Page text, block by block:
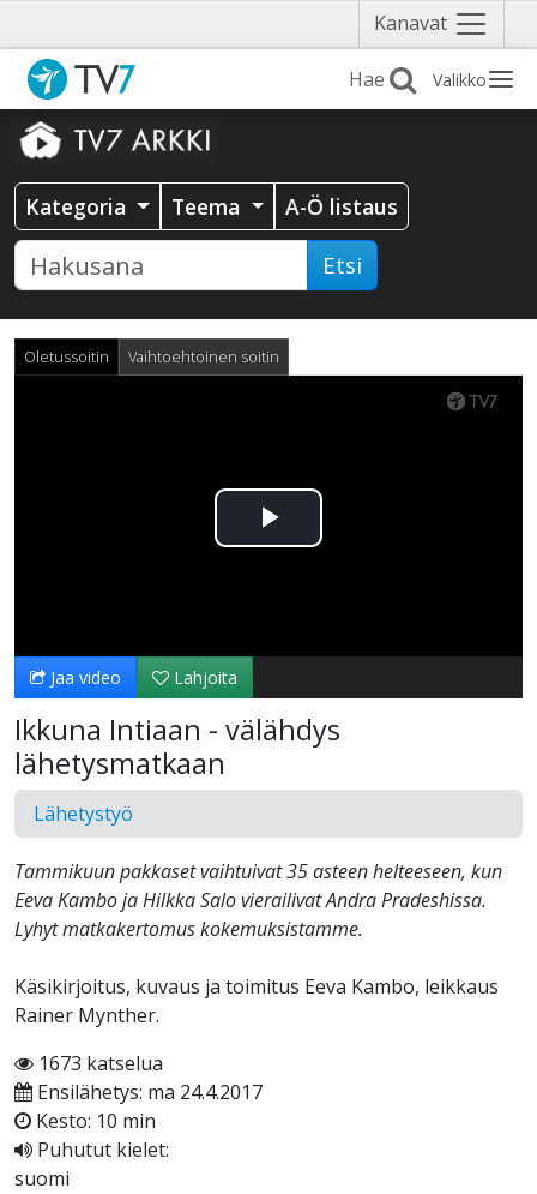
Kanavat Näytä
valikko
Valikko
Kategoria Teema A-Ö listaus
Etsi
Oletussoitin Vaihtoehtoinen soitin
Toista
Jaa video Lahjoita
Ikkuna Intiaan - välähdys
lähetysmatkaan
Lähetystyö
Tammikuun pakkaset vaihtuivat 35 asteen helteeseen, kun
Eeva Kambo ja Hilkka Salo vierailivat Andra Pradeshissa.
Lyhyt matkakertomus kokemuksistamme.
Käsikirjoitus, kuvaus ja toimitus Eeva Kambo, leikkaus
Rainer Mynther.
1673 katselua
Ensilähetys: ma 24.4.2017
Kesto: 10 min
Puhutut kielet:
suomi